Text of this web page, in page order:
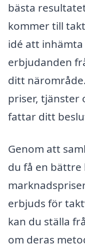
bästa
kommer till
idé att
erbjudanden
ditt
priser, tjänster
fattar ditt
Genom att
du få en bättre
erbjuds för
kan du ställa
om deras